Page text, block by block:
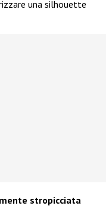
una silhouette
stropicciata